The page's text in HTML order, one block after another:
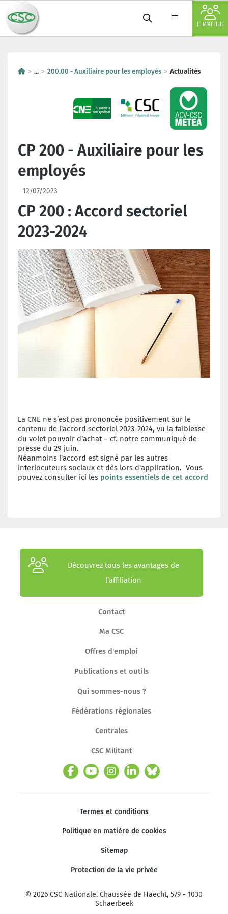
JE M'AFFILIE
... 200.00 - Auxiliaire pour les employés Actualités
CP 200 - Auxiliaire pour les
employés
12/07/2023
CP 200 : Accord sectoriel
2023-2024
La CNE ne s’est pas prononcée positivement sur le
contenu de l'accord sectoriel 2023-2024, vu la faiblesse
du volet pouvoir d'achat – cf. notre communiqué de
presse du 29 juin.
Néanmoins l'accord est signé par les autres
interlocuteurs sociaux et dès lors d'application. Vous
pouvez consulter ici les points essentiels de cet accord
Découvrez tous les avantages de
l’affiliation
Contact
Ma CSC
Offres d'emploi
Publications et outils
Qui sommes-nous ?
Fédérations régionales
Centrales
CSC Militant
Termes et conditions
Politique en matière de cookies
Sitemap
Protection de la vie privée
© 2026 CSC Nationale. Chaussée de Haecht, 579 - 1030
Schaerbeek